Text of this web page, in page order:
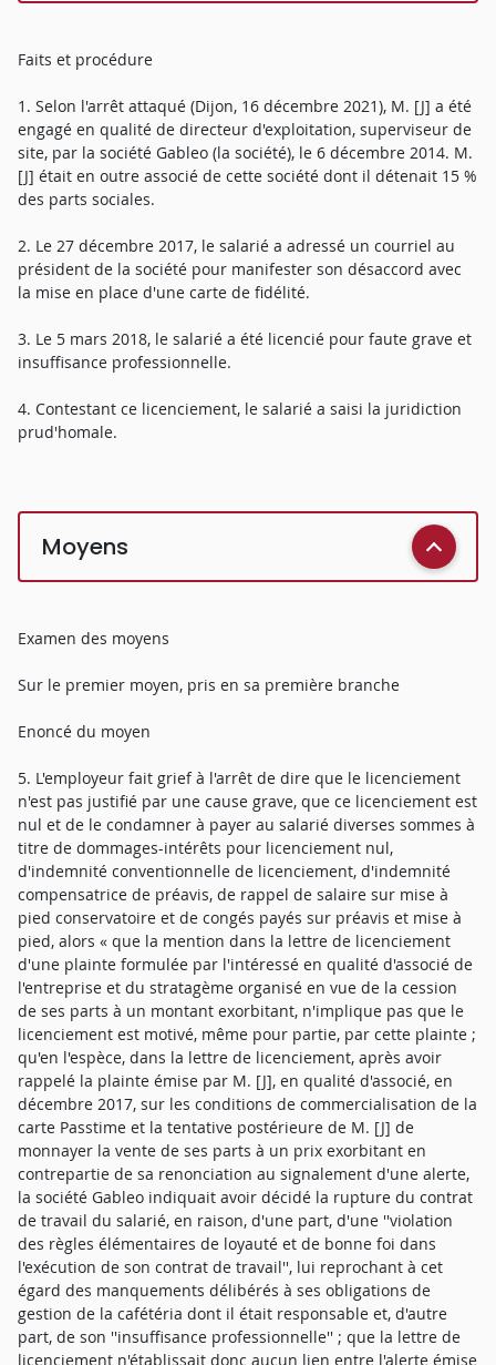
Faits et procédure
1. Selon l'arrêt attaqué (Dijon, 16 décembre 2021), M. [J] a été
engagé en qualité de directeur d'exploitation, superviseur de
site, par la société Gableo (la société), le 6 décembre 2014. M.
[J] était en outre associé de cette société dont il détenait 15 %
des parts sociales.
2. Le 27 décembre 2017, le salarié a adressé un courriel au
président de la société pour manifester son désaccord avec
la mise en place d'une carte de fidélité.
3. Le 5 mars 2018, le salarié a été licencié pour faute grave et
insuffisance professionnelle.
4. Contestant ce licenciement, le salarié a saisi la juridiction
prud'homale.
Moyens
Examen des moyens
Sur le premier moyen, pris en sa première branche
Enoncé du moyen
5. L'employeur fait grief à l'arrêt de dire que le licenciement
n'est pas justifié par une cause grave, que ce licenciement est
nul et de le condamner à payer au salarié diverses sommes à
titre de dommages-intérêts pour licenciement nul,
d'indemnité conventionnelle de licenciement, d'indemnité
compensatrice de préavis, de rappel de salaire sur mise à
pied conservatoire et de congés payés sur préavis et mise à
pied, alors « que la mention dans la lettre de licenciement
d'une plainte formulée par l'intéressé en qualité d'associé de
l'entreprise et du stratagème organisé en vue de la cession
de ses parts à un montant exorbitant, n'implique pas que le
licenciement est motivé, même pour partie, par cette plainte ;
qu'en l'espèce, dans la lettre de licenciement, après avoir
rappelé la plainte émise par M. [J], en qualité d'associé, en
décembre 2017, sur les conditions de commercialisation de la
carte Passtime et la tentative postérieure de M. [J] de
monnayer la vente de ses parts à un prix exorbitant en
contrepartie de sa renonciation au signalement d'une alerte,
la société Gableo indiquait avoir décidé la rupture du contrat
de travail du salarié, en raison, d'une part, d'une ''violation
des règles élémentaires de loyauté et de bonne foi dans
l'exécution de son contrat de travail'', lui reprochant à cet
égard des manquements délibérés à ses obligations de
gestion de la cafétéria dont il était responsable et, d'autre
part, de son ''insuffisance professionnelle'' ; que la lettre de
licenciement n'établissait donc aucun lien entre l'alerte émise